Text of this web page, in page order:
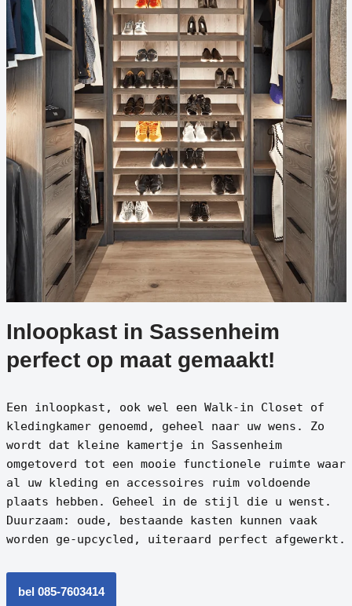
Inloopkast in Sassenheim
perfect op maat gemaakt!
Een inloopkast, ook wel een Walk-in Closet of
kledingkamer genoemd, geheel naar uw wens. Zo
wordt dat kleine kamertje in Sassenheim
omgetoverd tot een mooie functionele ruimte waar
al uw kleding en accessoires ruim voldoende
plaats hebben. Geheel in de stijl die u wenst.
Duurzaam: oude, bestaande kasten kunnen vaak
worden ge-upcycled, uiteraard perfect afgewerkt.
bel 085-7603414